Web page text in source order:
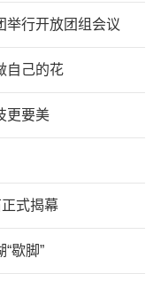
举行开放团组会议
自己的花
更要美
正式揭幕
歇脚”